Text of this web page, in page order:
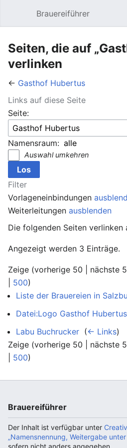
Brauereiführer
Seiten, die auf
verlinken
← Gasthof Hubertus
Links auf diese Seite
Seite:
Namensraum:
Auswahl umkehren
Filter
Vorlageneinbindungen
Weiterleitungen ausblenden
Die folgenden Seiten verlinken
Angezeigt werden 3 Einträge.
Zeige (vorherige 50 | nächste
500)
Liste der Brauereien in
Datei:Logo Gasthof
Labu Buchrucker (← Links)
Zeige (vorherige 50 | nächste
500)
Brauereiführer
Der Inhalt ist verfügbar unter
„Namensnennung, Weitergabe
sofern nicht anders angegeben.